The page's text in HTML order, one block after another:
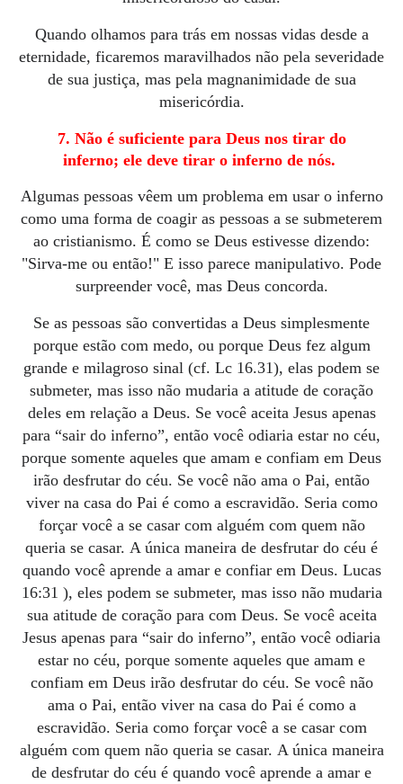
Quando olhamos para trás em nossas vidas desde a
eternidade, ficaremos maravilhados não pela severidade
de sua justiça, mas pela magnanimidade de sua
misericórdia.
7. Não é suficiente para Deus nos tirar do
inferno; ele deve tirar o inferno de nós.
Algumas pessoas vêem um problema em usar o inferno
como uma forma de coagir as pessoas a se submeterem
ao cristianismo. É como se Deus estivesse dizendo:
"Sirva-me ou então!" E isso parece manipulativo. Pode
surpreender você, mas Deus concorda.
Se as pessoas são convertidas a Deus simplesmente
porque estão com medo, ou porque Deus fez algum
grande e milagroso sinal (cf. Lc 16.31), elas podem se
submeter, mas isso não mudaria a atitude de coração
deles em relação a Deus. Se você aceita Jesus apenas
para “sair do inferno”, então você odiaria estar no céu,
porque somente aqueles que amam e confiam em Deus
irão desfrutar do céu. Se você não ama o Pai, então
viver na casa do Pai é como a escravidão. Seria como
forçar você a se casar com alguém com quem não
queria se casar. A única maneira de desfrutar do céu é
quando você aprende a amar e confiar em Deus. Lucas
16:31 ), eles podem se submeter, mas isso não mudaria
sua atitude de coração para com Deus. Se você aceita
Jesus apenas para “sair do inferno”, então você odiaria
estar no céu, porque somente aqueles que amam e
confiam em Deus irão desfrutar do céu. Se você não
ama o Pai, então viver na casa do Pai é como a
escravidão. Seria como forçar você a se casar com
alguém com quem não queria se casar. A única maneira
de desfrutar do céu é quando você aprende a amar e